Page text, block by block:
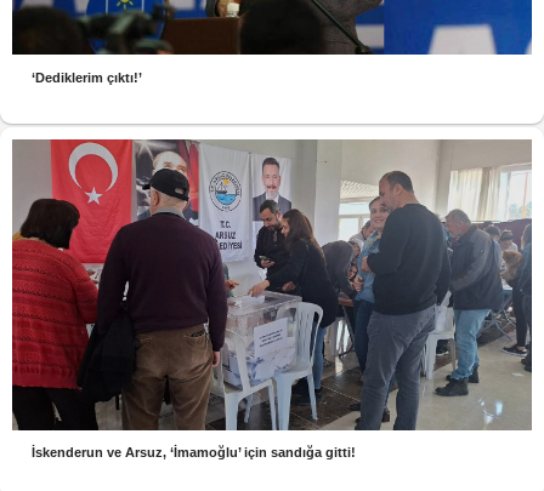
‘Dediklerim çıktı!’
İskenderun ve Arsuz, ‘İmamoğlu’ için sandığa gitti!